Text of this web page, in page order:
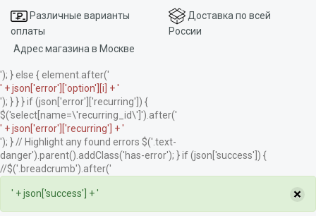
Различные варианты
оплаты
Доставка по всей
России
Адрес магазина в Москве
'); } else { element.after('
' + json['error']['option'][i] + '
'); } } } if (json['error']['recurring']) {
$('select[name=\'recurring_id\']').after('
' + json['error']['recurring'] + '
'); } // Highlight any found errors $('.text-
danger').parent().addClass('has-error'); } if (json['success']) {
//$('.breadcrumb').after('
' + json['success'] + ' ×